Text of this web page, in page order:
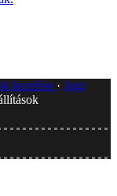
kezelése
Jogi